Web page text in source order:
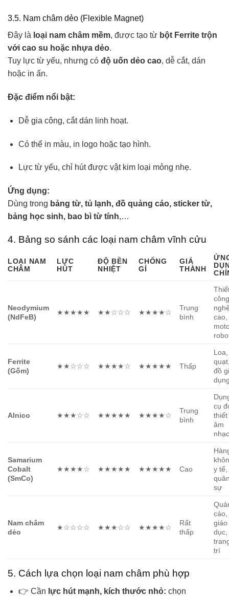
3.5. Nam châm dẻo (Flexible Magnet)
Đây là loại nam châm mềm, được tạo từ bột Ferrite trộn
với cao su hoặc nhựa dẻo.
Tuy lực từ yếu, nhưng có độ uốn dẻo cao, dễ cắt, dán
hoặc in ấn.
Đặc điểm nổi bật:
Dễ gia công, cắt dán linh hoạt.
Có thể in màu, in logo hoặc tạo hình.
Lực từ yếu, chỉ hút được vật kim loại mỏng nhẹ.
Ứng dụng:
Dùng trong bảng từ, tủ lạnh, đồ quảng cáo, sticker từ,
bảng học sinh, bao bì từ tính,…
4. Bảng so sánh các loại nam châm vĩnh cửu
LOẠI NAM
CHÂM
LỰC
HÚT
ĐỘ BỀN
NHIỆT
CHỐNG
GỈ
GIÁ
THÀNH
Neodymium
(NdFeB)
★★★★★ ★★☆☆☆ ★★★★☆
Trung
bình
cao,
Ferrite
(Gốm)
★★☆☆☆ ★★★★☆ ★★★★★ Thấp
Loa,
đồ
Alnico ★★★☆☆ ★★★★★ ★★★★☆
Trung
bình
cụ
thiết
âm
Samarium
Cobalt
(SmCo)
★★★★☆ ★★★★★ ★★★★★ Cao
y tế,
sự
Nam châm
dẻo
★☆☆☆☆ ★★★☆☆ ★★★★☆
Rất
thấp
cáo,
giáo
dục,
trí
5. Cách lựa chọn loại nam châm phù hợp
👉 Cần lực hút mạnh, kích thước nhỏ: chọn